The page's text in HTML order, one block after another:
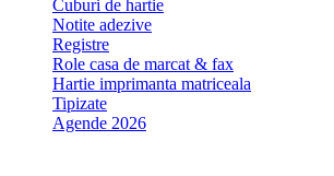
Cuburi de hartie
Notite adezive
Registre
Role casa de marcat & fax
Hartie imprimanta matriceala
Tipizate
Agende 2026